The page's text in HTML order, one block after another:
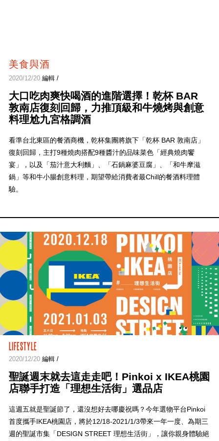
美食與酒
2020/12/20編輯 /
大口吃肉爽快喝酒的進階選擇！乾杯 BAR
敦南店復刻回歸，力推頂級和牛燒烤與創意
料理尬九宮格調酒
看準台北東區的餐酒商機，乾杯集團將旗下「乾杯 BAR 敦南店」
復刻回歸，主打9種燒肉搭配9種醬汁的品味菜色「經典燒肉饗
宴」，以及「茄汁意大利麵」、「石鍋麻婆豆腐」、「和牛摩滋
鍋」等和牛小腸創意料理，期望帶給消費者最Chill的餐酒料理體
驗。
LIFESTYLE
2020/12/20編輯 /
聖誕週末就去這走走吧！Pinkoi x IKEA桃園
店聯手打造「理想生活街」選品店
這週五就是聖誕節了，還沒想好去哪慶祝嗎？今年選物平台Pinkoi
首度攜手IKEA桃園店，將於12/18-2021/1/3帶來一年一度、為期三
週的聖誕市集「DESIGN STREET 理想生活街」，讓你親身體驗絕